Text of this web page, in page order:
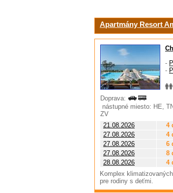
Apartmány Resort
-
-
Doprava:
nástupné miesto: HE,
ZV
21.08.2026
4
27.08.2026
4
27.08.2026
6
27.08.2026
8
28.08.2026
4
Komplex
pre rodiny s deťmi.